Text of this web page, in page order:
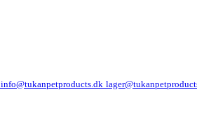
info@tukanpetproducts.dk